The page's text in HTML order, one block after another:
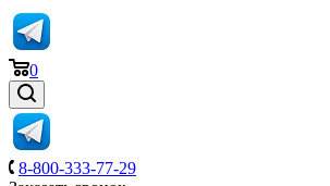
0
8-800-333-77-29